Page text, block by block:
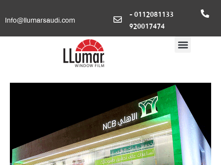
0112081133 -
920017474
Info@llumarsaudi.com
البنك الاهلي